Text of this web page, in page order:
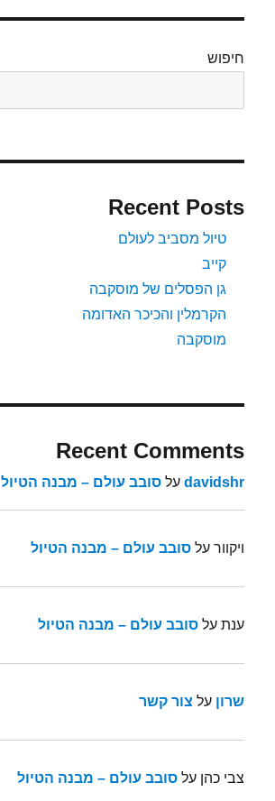
חיפוש
Recent Posts
טיול מסביב לעולם
קייב
גן הפסלים של מוסקבה
הקרמלין והכיכר האדומה
מוסקבה
Recent Comments
davidshr עלסובב עולם – מבנה הטיול
ויקוור עלסובב עולם – מבנה הטיול
ענת עלסובב עולם – מבנה הטיול
שרון על צור קשר
צבי כהן עלסובב עולם – מבנה הטיול